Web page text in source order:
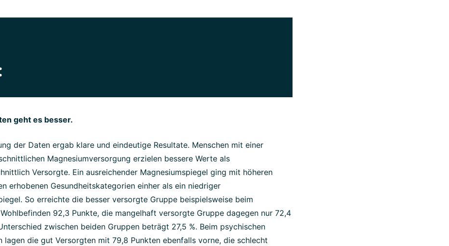
geht es besser.
der Daten ergab klare und eindeutige Resultate. Menschen mit einer
Magnesiumversorgung erzielen bessere Werte als
Versorgte. Ein ausreichender Magnesiumspiegel ging mit höheren
erhobenen Gesundheitskategorien einher als ein niedriger
So erreichte die besser versorgte Gruppe beispielsweise beim
92,3 Punkte, die mangelhaft versorgte Gruppe dagegen nur 72,4
zwischen beiden Gruppen beträgt 27,5 %. Beim psychischen
lagen die gut Versorgten mit 79,8 Punkten ebenfalls vorne, die schlecht